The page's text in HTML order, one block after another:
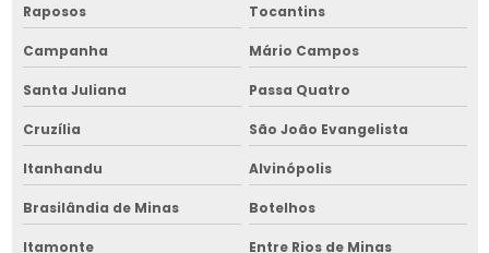
Picador de lenha manual na bahia
Picador de lenha no nordeste
Picador de madeira cavaco móvel
Picador de madeira cavaco móvel na bahia
Picador de madeira cavaco preço
Picador de madeira cavaco preço na bahia
Raposos Tocantins
Campanha Mário Campos
Santa Juliana Passa Quatro
Cruzília São João Evangelista
Itanhandu Alvinópolis
Brasilândia de Minas Botelhos
Itamonte Entre Rios de Minas